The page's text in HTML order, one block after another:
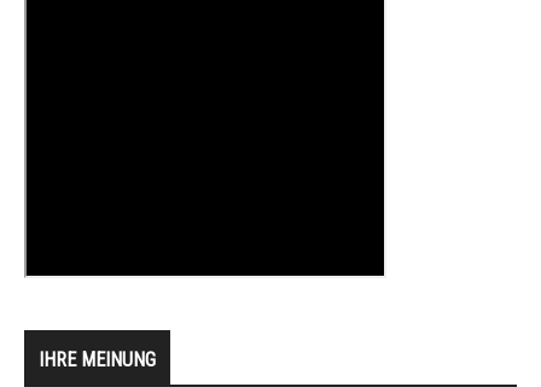
IHRE MEINUNG